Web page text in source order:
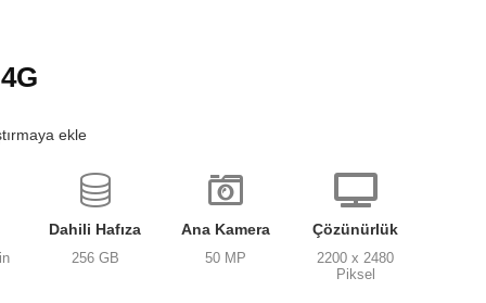
ekle
Dahili Hafıza
256 GB
Ana Kamera
50 MP
Çözünürlük
2200 x 2480
Piksel